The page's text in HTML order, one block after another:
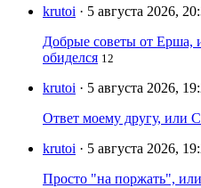
krutoi · 5 августа 2026,
Добрые советы от Ерша,
обиделся 12
krutoi · 5 августа 2026,
Ответ моему другу, или
krutoi · 5 августа 2026,
Просто "на поржать",